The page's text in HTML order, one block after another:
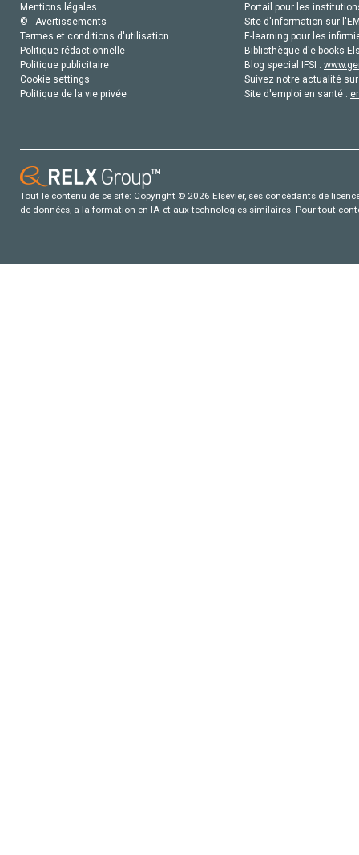
Mentions légales
© - Avertissements
Termes et conditions d'utilisation
Politique rédactionnelle
Politique publicitaire
Cookie settings
Politique de la vie privée
Portail pour les
Site d'information sur
E-learning pour les
Bibliothèque d'e-books
Blog special IFSI :
Suivez notre actualité
Site d'emploi en santé :
Tout le contenu de ce site: Copyright © 2026 Elsevier, ses concédants de
de données, a la formation en IA et aux technologies similaires. Pour tout